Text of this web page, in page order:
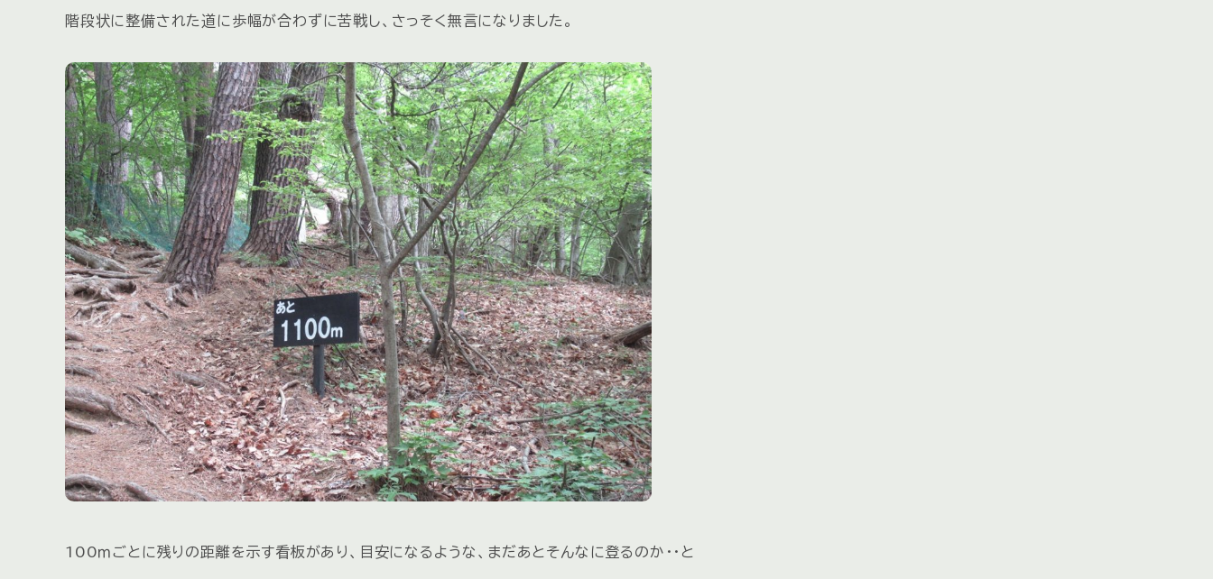
階段状に整備された道に歩幅が合わずに苦戦し、さっそく無言になりました。
100ｍごとに残りの距離を示す看板があり、目安になるような、まだあとそんなに登るのか・・と